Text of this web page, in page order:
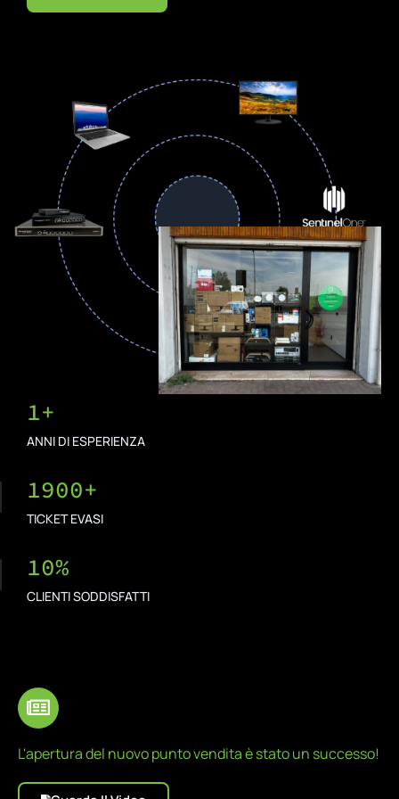
1+
ANNI DI ESPERIENZA
1900+
TICKET EVASI
10%
CLIENTI SODDISFATTI
L'apertura del nuovo punto vendita è stato un successo!